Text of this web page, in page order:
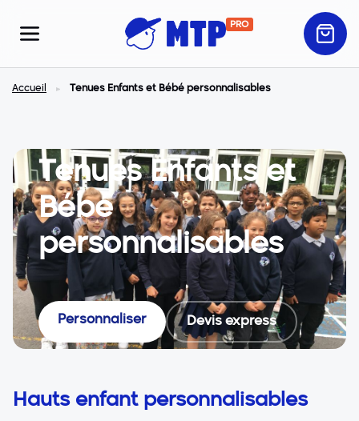
PRO
Accueil Tenues Enfants et Bébé personnalisables
Tenues Enfants et
Bébé
personnalisables
Personnaliser Devis express
Hauts enfant personnalisables